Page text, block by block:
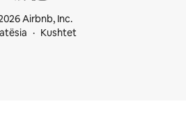
Airbnb, Inc.
Kushtet